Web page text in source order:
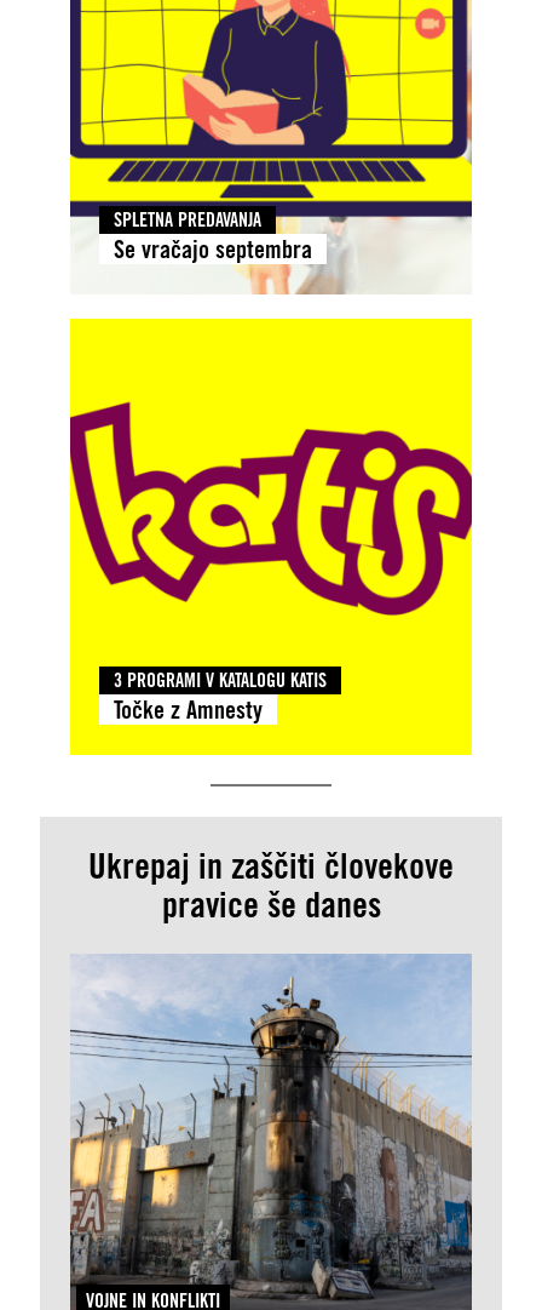
SPLETNA PREDAVANJA
Se vračajo septembra
3 PROGRAMI V KATALOGU KATIS
Točke z Amnesty
Ukrepaj in zaščiti človekove
pravice še danes
VOJNE IN KONFLIKTI